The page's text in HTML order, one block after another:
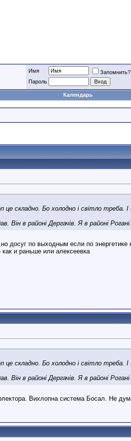
Имя
Запомнить?
Пароль
Календарь
складно. Бо холодно і світло треба.
Він в районі Дергачів. Я в районі Рогані.
досуг по выходным если по
как и раньше или алексеевка
складно. Бо холодно і світло треба.
Він в районі Дергачів. Я в районі Рогані.
Вихлопна система Босал. Не